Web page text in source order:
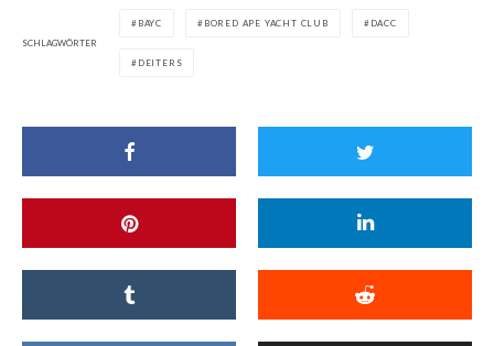
SCHLAGWÖRTER
BAYC BORED APE YACHT CLUB DACC
DEITERS